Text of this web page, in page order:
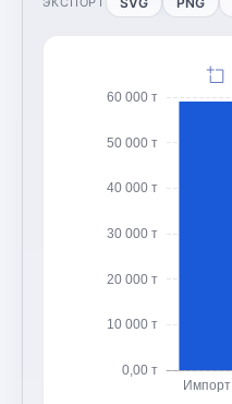
0,00 т
10 000 т
20 000 т
30 000 т
40 000 т
50 000 т
60 000 т
Импорт